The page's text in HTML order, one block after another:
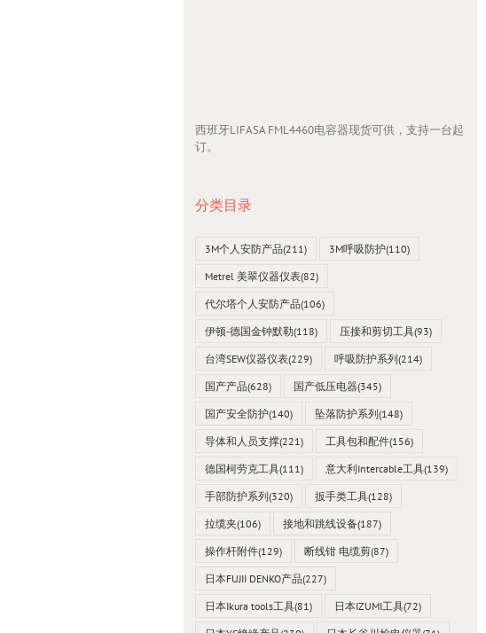
西班牙LIFASA FML4460电容器现货可供，支持一台起
订。
分类目录
3M个人安防产品(211) 3M呼吸防护(110)
Metrel 美翠仪器仪表(82)
代尔塔个人安防产品(106)
伊顿-德国金钟默勒(118) 压接和剪切工具(93)
台湾SEW仪器仪表(229) 呼吸防护系列(214)
国产产品(628) 国产低压电器(345)
国产安全防护(140) 坠落防护系列(148)
导体和人员支撑(221) 工具包和配件(156)
德国柯劳克工具(111) 意大利Intercable工具(139)
手部防护系列(320) 扳手类工具(128)
拉缆夹(106) 接地和跳线设备(187)
操作杆附件(129) 断线钳 电缆剪(87)
日本FUJII DENKO产品(227)
日本Ikura tools工具(81) 日本IZUMI工具(72)